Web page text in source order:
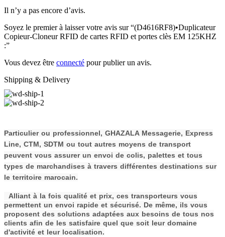
Il n’y a pas encore d’avis.
Soyez le premier à laisser votre avis sur “(D4616RF8)•Duplicateur
Copieur-Cloneur RFID de cartes RFID et portes clès EM 125KHZ
:”
Vous devez être connecté pour publier un avis.
Shipping & Delivery
Particulier ou professionnel, GHAZALA Messagerie, Express
Line, CTM, SDTM ou tout autres moyens de transport
peuvent vous assurer un envoi de colis, palettes et tous
types de marchandises à travers différentes destinations sur
le territoire marocain.
Alliant à la fois qualité et prix, ces transporteurs vous
permettent un envoi rapide et sécurisé. De même, ils vous
proposent des solutions adaptées aux besoins de tous nos
clients afin de les satisfaire quel que soit leur domaine
d'activité et leur localisation.